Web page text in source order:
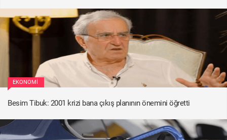
EKONOMI
Besim Tibuk: 2001 krizi bana çıkış planının önemini öğretti